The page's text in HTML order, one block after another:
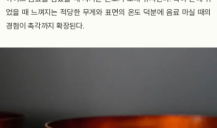
었을 때 느껴지는 적당한 무게와 표면의 온도 덕분에 음료 마실 때의
경험이 촉각까지 확장된다.